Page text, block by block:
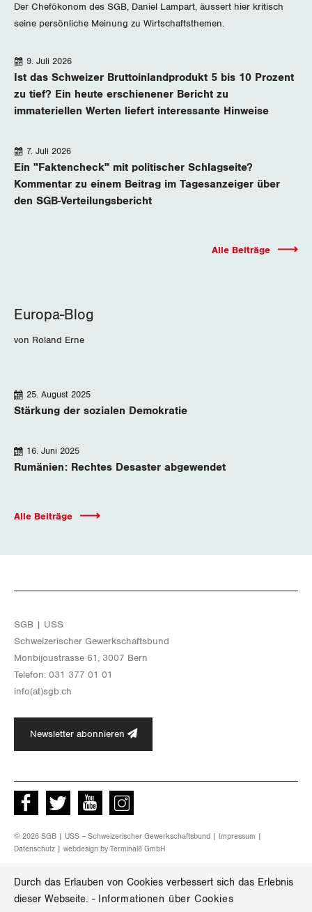
Durch das Erlauben von Cookies verbessert sich das Erlebnis
dieser Webseite. - Informationen über Cookies
Der Chefökonom des SGB, Daniel Lampart, äussert hier kritisch
seine persönliche Meinung zu Wirtschaftsthemen.
Die
neuesten
Beiträge
Ist das Schweizer Bruttoinlandprodukt 5 bis 10 Prozent
zu tief? Ein heute erschienener Bericht zu
immateriellen Werten liefert interessante Hinweise
9. Juli 2026
Ein "Faktencheck" mit politischer Schlagseite?
Kommentar zu einem Beitrag im Tagesanzeiger über
den SGB-Verteilungsbericht
7. Juli 2026
Alle Beiträge
Europa-Blog
von Roland Erne
Die
neuesten
Stärkung der sozialen ­Demokratie
25. August 2025
Rumänien: Rechtes Desaster abgewendet
16. Juni 2025
Alle Beiträge
SGB | USS
Schwei­ze­ri­scher Ge­werk­schafts­bund
Mon­bi­joustras­se 61, 3007 Bern
Te­le­fon: 031 377 01 01
info(at)​sgb.​ch
Newsletter abonnieren
Facebook Twitter Youtube instagram
© 2026 SGB | USS – Schweizerischer Gewerkschaftsbund | Impressum
Datenschutz | webdesign by Terminal8 GmbH